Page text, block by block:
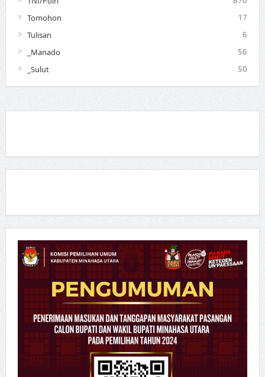
Tomohon 17
Tulisan 6
_Manado 56
_Sulut 50